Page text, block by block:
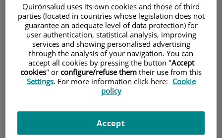
masticatorio por ello muchos de nuestros
tratamientos los basamos en la corrección
funcional por medio de los tratamientos de
ortodoncia.
Afortunadamente los avances tecnológicos
también han calado en estos ámbitos
proveyéndonos de herramientas tanto para el
diagnóstico como para el tratamiento mismo,
pacientes. Por ejemplo, la tecnología de
escáneres 3D la cual usamos para la toma de
Quirónsalud uses its own cookies and those of third
parties (located in countries whose legislation does not
guarantee an adequate level of data protection) for
user authentication, statistical analysis, improving
services and showing personalised advertising
through the analysis of your navigation. You can
accept all cookies by pressing the button "Accept
cookies" or configure/refuse them their use from this
Settings. For more information click here: Cookie
policy
Accept